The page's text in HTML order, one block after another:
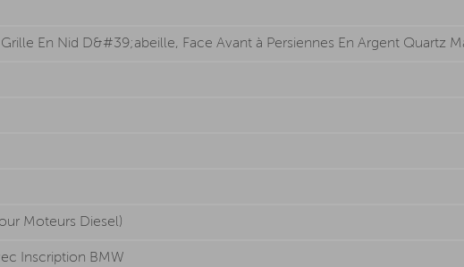
En Nid D&#39;abeille, Face Avant à Persiennes En Argent Quartz
Moteurs Diesel)
Inscription BMW